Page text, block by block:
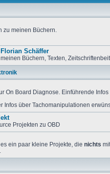
zu meinen Büchern.
Schäffer
Büchern, Texten,
On Board Diagnose. Einführende
Infos über Tachomanipulationen
Projekten zu OBD
ein paar kleine Projekte, die nichts